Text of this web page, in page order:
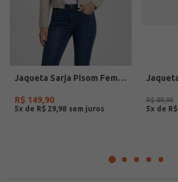
Jaqueta Sarja Pisom Feminina BEGE
R$ 149,90
5x de R$ 29 98
R$ 89,90
5x de R$